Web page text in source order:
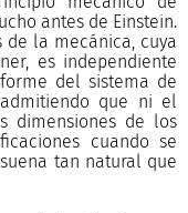
antes de Einstein.
de la mecánica, cuya
es independiente
del sistema de
que ni el
dimensiones de los
cuando se
tan natural que